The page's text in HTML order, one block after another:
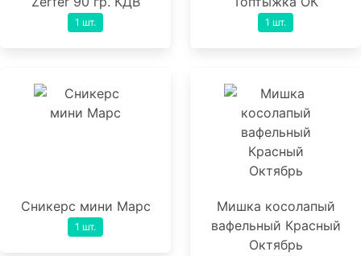
1 шт. 1 шт.
Сникерс мини Марс
1 шт.
Мишка косолапый
вафельный Красный
Октябрь